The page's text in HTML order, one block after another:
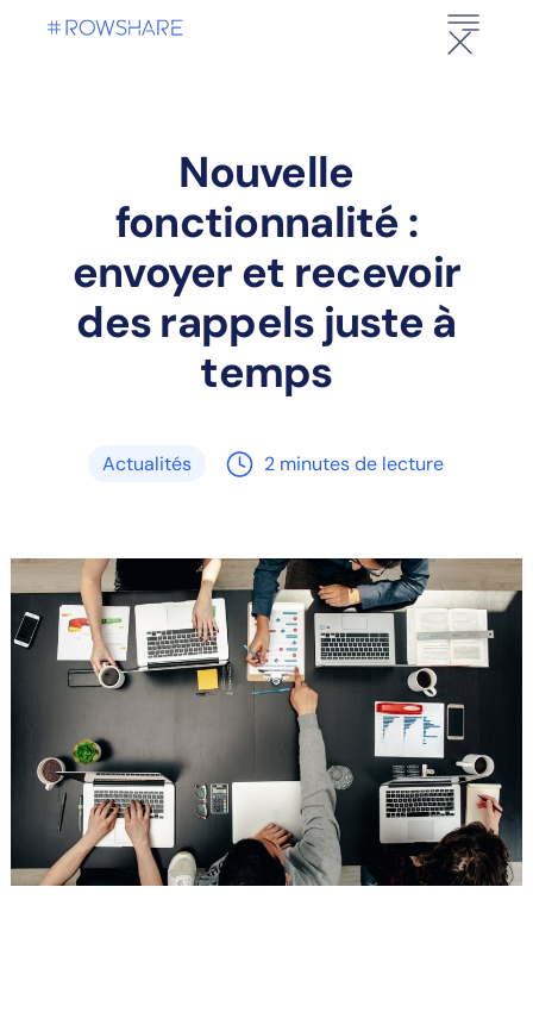
Nouvelle
fonctionnalité :
envoyer et recevoir
des rappels juste à
temps
Actualités 2 minutes de lecture